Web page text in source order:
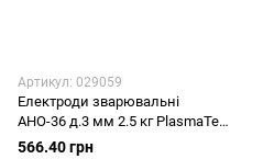
Артикул: 029059
Електроди зварювальні
АНО-36 д.3 мм 2.5 кг PlasmaTec
Monolith 350мм
566.40 грн